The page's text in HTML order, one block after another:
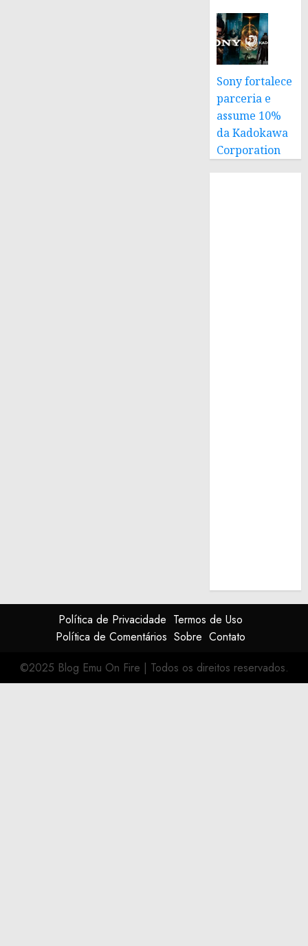
Sony fortalece
parceria e
assume 10%
da Kadokawa
Corporation
Política de Privacidade Termos de Uso
Política de Comentários Sobre Contato
©2025 Blog Emu On Fire | Todos os direitos reservados.